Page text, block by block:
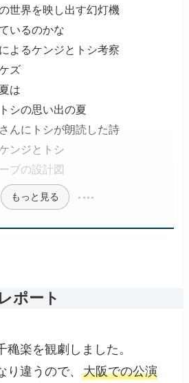
世界を映し出す幻灯機
いるのかな
よるケンジとトシ考察
ズ
は
シの思い出の夏
んにトシが朗読した詩
ンジとトシ
ブの設計図
もっと見る
ポート
楽を観劇しました。
り違うので、大阪での公演